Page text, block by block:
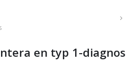
en typ 1-diagnos